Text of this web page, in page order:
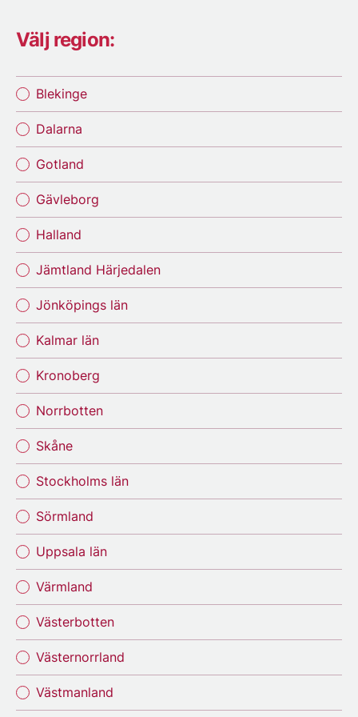
Välj region:
Blekinge
Dalarna
Gotland
Gävleborg
Halland
Jämtland Härjedalen
Jönköpings län
Kalmar län
Kronoberg
Norrbotten
Skåne
Stockholms län
Sörmland
Uppsala län
Värmland
Västerbotten
Västernorrland
Västmanland